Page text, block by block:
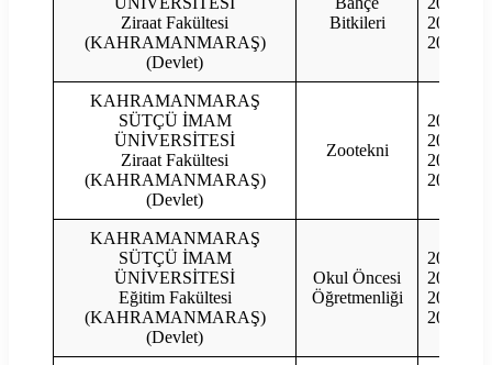
Ziraat Fakültesi
(KAHRAMANMARAŞ)
(Devlet)
Bitkileri
2021
2020
KAHRAMANMARAŞ
SÜTÇÜ İMAM
ÜNİVERSİTESİ
Ziraat Fakültesi
(KAHRAMANMARAŞ)
(Devlet)
Zootekni
2023
2022
2021
2020
KAHRAMANMARAŞ
SÜTÇÜ İMAM
ÜNİVERSİTESİ
Eğitim Fakültesi
(KAHRAMANMARAŞ)
(Devlet)
Okul Öncesi
Öğretmenliği
2023
2022
2021
2020